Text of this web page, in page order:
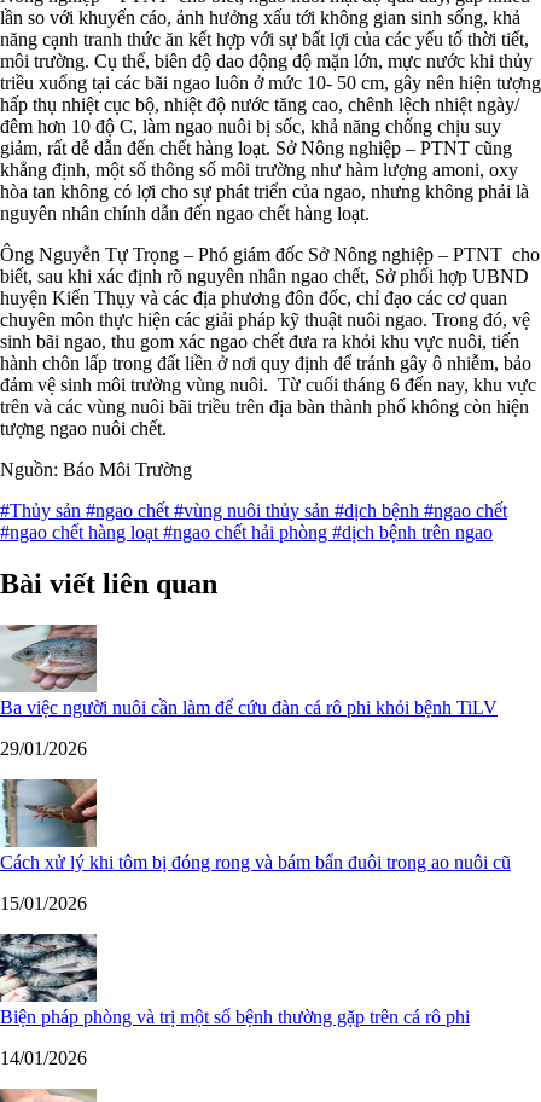
lần so với khuyến cáo, ảnh hưởng xấu tới không gian sinh sống, khả
năng cạnh tranh thức ăn kết hợp với sự bất lợi của các yếu tố thời tiết,
môi trường. Cụ thể, biên độ dao động độ mặn lớn, mực nước khi thủy
triều xuống tại các bãi ngao luôn ở mức 10- 50 cm, gây nên hiện tượng
hấp thụ nhiệt cục bộ, nhiệt độ nước tăng cao, chênh lệch nhiệt ngày/
đêm hơn 10 độ C, làm ngao nuôi bị sốc, khả năng chống chịu suy
giảm, rất dễ dẫn đến chết hàng loạt. Sở Nông nghiệp – PTNT cũng
khẳng định, một số thông số môi trường như hàm lượng amoni, oxy
hòa tan không có lợi cho sự phát triển của ngao, nhưng không phải là
nguyên nhân chính dẫn đến ngao chết hàng loạt.
Ông Nguyễn Tự Trọng – Phó giám đốc Sở Nông nghiệp – PTNT cho
biết, sau khi xác định rõ nguyên nhân ngao chết, Sở phối hợp UBND
huyện Kiến Thụy và các địa phương đôn đốc, chỉ đạo các cơ quan
chuyên môn thực hiện các giải pháp kỹ thuật nuôi ngao. Trong đó, vệ
sinh bãi ngao, thu gom xác ngao chết đưa ra khỏi khu vực nuôi, tiến
hành chôn lấp trong đất liền ở nơi quy định để tránh gây ô nhiễm, bảo
đảm vệ sinh môi trường vùng nuôi. Từ cuối tháng 6 đến nay, khu vực
trên và các vùng nuôi bãi triều trên địa bàn thành phố không còn hiện
tượng ngao nuôi chết.
Nguồn: Báo Môi Trường
#Thủy sản #ngao chết #vùng nuôi thủy sản #dịch bệnh #ngao chết
#ngao chết hàng loạt #ngao chết hải phòng #dịch bệnh trên ngao
Bài viết liên quan
Ba việc người nuôi cần làm để cứu đàn cá rô phi khỏi bệnh TiLV
29/01/2026
Cách xử lý khi tôm bị đóng rong và bám bẩn đuôi trong ao nuôi cũ
15/01/2026
Biện pháp phòng và trị một số bệnh thường gặp trên cá rô phi
14/01/2026